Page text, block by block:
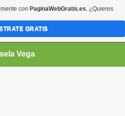
Isela Vega
con PaginaWebGratis.es. ¿Quieres
GRATIS